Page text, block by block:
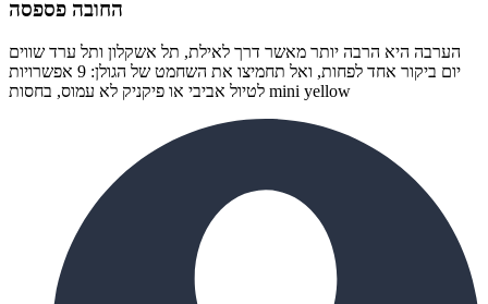
החובה פספסה
הערבה היא הרבה יותר מאשר דרך לאילת, תל אשקלון ותל ערד שווים
יום ביקור אחד לפחות, ואל תחמיצו את השחמט של הגולן: 9 אפשרויות
לטיול אביבי או פיקניק לא עמוס, בחסות mini yellow